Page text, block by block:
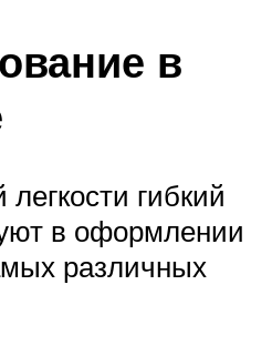
в
гибкий
в оформлении
различных